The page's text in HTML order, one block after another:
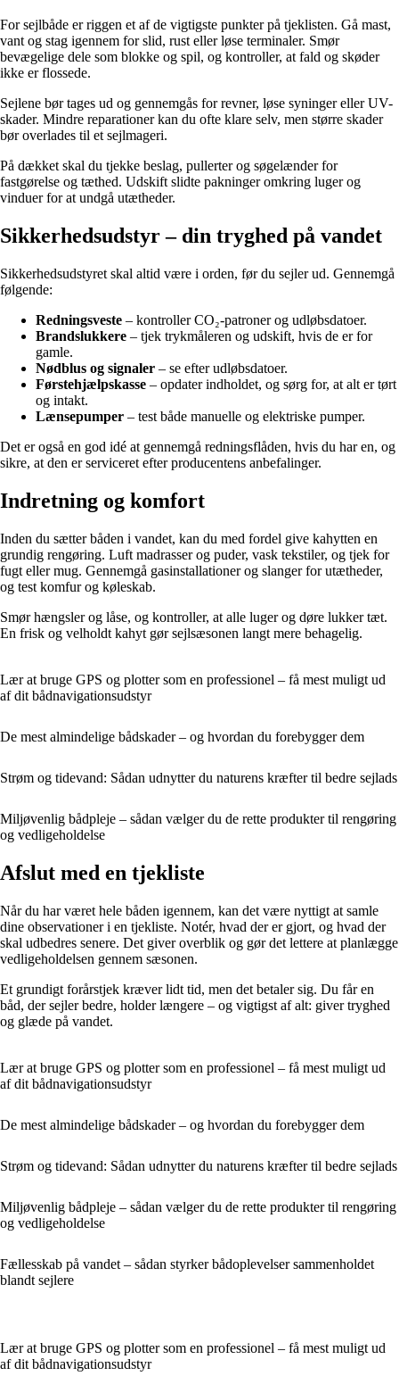
For sejlbåde er riggen et af de vigtigste punkter på tjeklisten. Gå mast,
vant og stag igennem for slid, rust eller løse terminaler. Smør
bevægelige dele som blokke og spil, og kontroller, at fald og skøder
ikke er flossede.
Sejlene bør tages ud og gennemgås for revner, løse syninger eller UV-
skader. Mindre reparationer kan du ofte klare selv, men større skader
bør overlades til et sejlmageri.
På dækket skal du tjekke beslag, pullerter og søgelænder for
fastgørelse og tæthed. Udskift slidte pakninger omkring luger og
vinduer for at undgå utætheder.
Sikkerhedsudstyr – din tryghed på vandet
Sikkerhedsudstyret skal altid være i orden, før du sejler ud. Gennemgå
følgende:
Redningsveste – kontroller CO₂-patroner og udløbsdatoer.
Brandslukkere – tjek trykmåleren og udskift, hvis de er for
gamle.
Nødblus og signaler – se efter udløbsdatoer.
Førstehjælpskasse – opdater indholdet, og sørg for, at alt er tørt
og intakt.
Lænsepumper – test både manuelle og elektriske pumper.
Det er også en god idé at gennemgå redningsflåden, hvis du har en, og
sikre, at den er serviceret efter producentens anbefalinger.
Indretning og komfort
Inden du sætter båden i vandet, kan du med fordel give kahytten en
grundig rengøring. Luft madrasser og puder, vask tekstiler, og tjek for
fugt eller mug. Gennemgå gasinstallationer og slanger for utætheder,
og test komfur og køleskab.
Smør hængsler og låse, og kontroller, at alle luger og døre lukker tæt.
En frisk og velholdt kahyt gør sejlsæsonen langt mere behagelig.
Lær at bruge GPS og plotter som en professionel – få mest muligt ud
af dit bådnavigationsudstyr
De mest almindelige bådskader – og hvordan du forebygger dem
Strøm og tidevand: Sådan udnytter du naturens kræfter til bedre sejlads
Miljøvenlig bådpleje – sådan vælger du de rette produkter til rengøring
og vedligeholdelse
Afslut med en tjekliste
Når du har været hele båden igennem, kan det være nyttigt at samle
dine observationer i en tjekliste. Notér, hvad der er gjort, og hvad der
skal udbedres senere. Det giver overblik og gør det lettere at planlægge
vedligeholdelsen gennem sæsonen.
Et grundigt forårstjek kræver lidt tid, men det betaler sig. Du får en
båd, der sejler bedre, holder længere – og vigtigst af alt: giver tryghed
og glæde på vandet.
Lær at bruge GPS og plotter som en professionel – få mest muligt ud
af dit bådnavigationsudstyr
De mest almindelige bådskader – og hvordan du forebygger dem
Strøm og tidevand: Sådan udnytter du naturens kræfter til bedre sejlads
Miljøvenlig bådpleje – sådan vælger du de rette produkter til rengøring
og vedligeholdelse
Fællesskab på vandet – sådan styrker bådoplevelser sammenholdet
blandt sejlere
Lær at bruge GPS og plotter som en professionel – få mest muligt ud
af dit bådnavigationsudstyr